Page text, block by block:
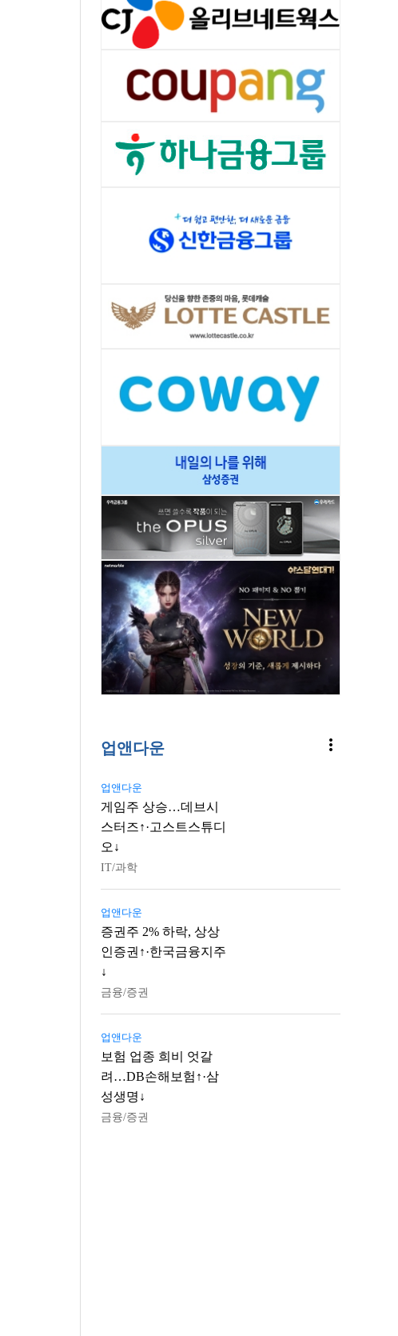
업앤다운 more_vert
업앤다운
게임주 상승…데브시
스터즈↑·고스트스튜디
오↓
IT/과학
업앤다운
증권주 2% 하락, 상상
인증권↑·한국금융지주
↓
금융/증권
업앤다운
보험 업종 희비 엇갈
려…DB손해보험↑·삼
성생명↓
금융/증권